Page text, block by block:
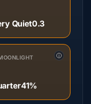
Quiet0.3
41%